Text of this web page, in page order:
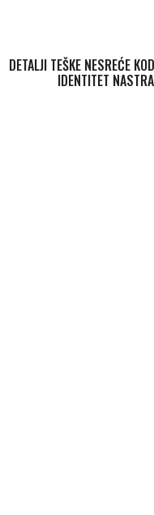
DETALJI TEŠKE NESREĆE
IDENTITET